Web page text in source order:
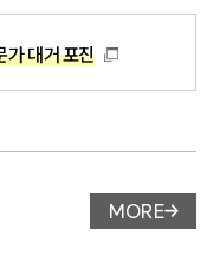
가 대거 포진
업무사례
MORE